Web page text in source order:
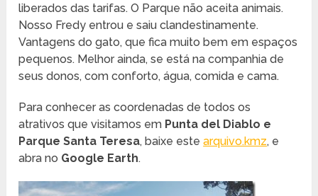
liberados das tarifas. O Parque não aceita animais.
Nosso Fredy entrou e saiu clandestinamente.
Vantagens do gato, que fica muito bem em espaços
pequenos. Melhor ainda, se está na companhia de
seus donos, com conforto, água, comida e cama.
Para conhecer as coordenadas de todos os
atrativos que visitamos em Punta del Diablo e
Parque Santa Teresa, baixe estearquivo.kmz, e
abra no Google Earth.